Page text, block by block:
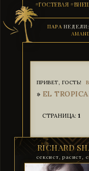
ПАРА НЕДЕЛИ:
#ГОСТЕВАЯ
адептом. Выбери для
рабыни, иначе тебя
ПРИВЕТ, ГОСТЬ!
» EL
СТРАНИЦА: 1
RICHARD
сексист, расист,